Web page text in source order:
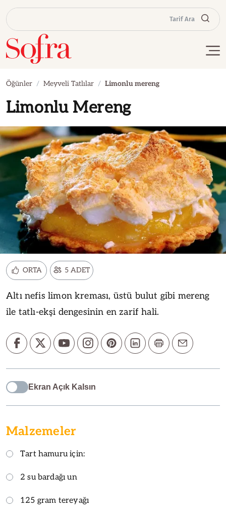
Tarif Ara
Öğünler Meyveli Tatlılar Limonlu mereng
Limonlu Mereng
ORTA 5 ADET
Altı nefis limon kreması, üstü bulut gibi mereng
ile tatlı-ekşi dengesinin en zarif hali.
Ekran Açık Kalsın
Malzemeler
Tart hamuru için:
2 su bardağı un
125 gram tereyağı